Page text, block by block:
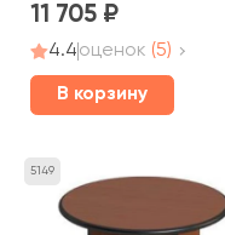
11 705
4.4оценок (5)
В корзину
5149